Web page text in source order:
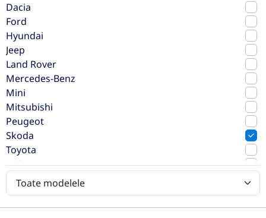
Skoda Octavia
2023
Diesel
Preț de listă
18.900€
TVA inclus deductibil
Dacia
Ford
Hyundai
Jeep
Land Rover
Mercedes-Benz
Mini
Mitsubishi
Peugeot
Skoda
Toyota
Volkswagen
Volvo